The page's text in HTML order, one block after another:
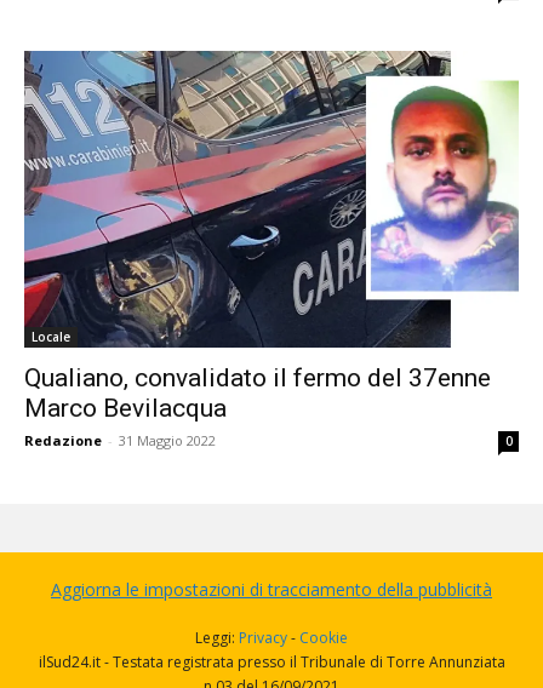
Locale
Qualiano, convalidato il fermo del 37enne
Marco Bevilacqua
Redazione - 31 Maggio 2022 0
Aggiorna le impostazioni di tracciamento della pubblicità
Leggi: Privacy- Cookie
ilSud24.it - Testata registrata presso il Tribunale di Torre Annunziata